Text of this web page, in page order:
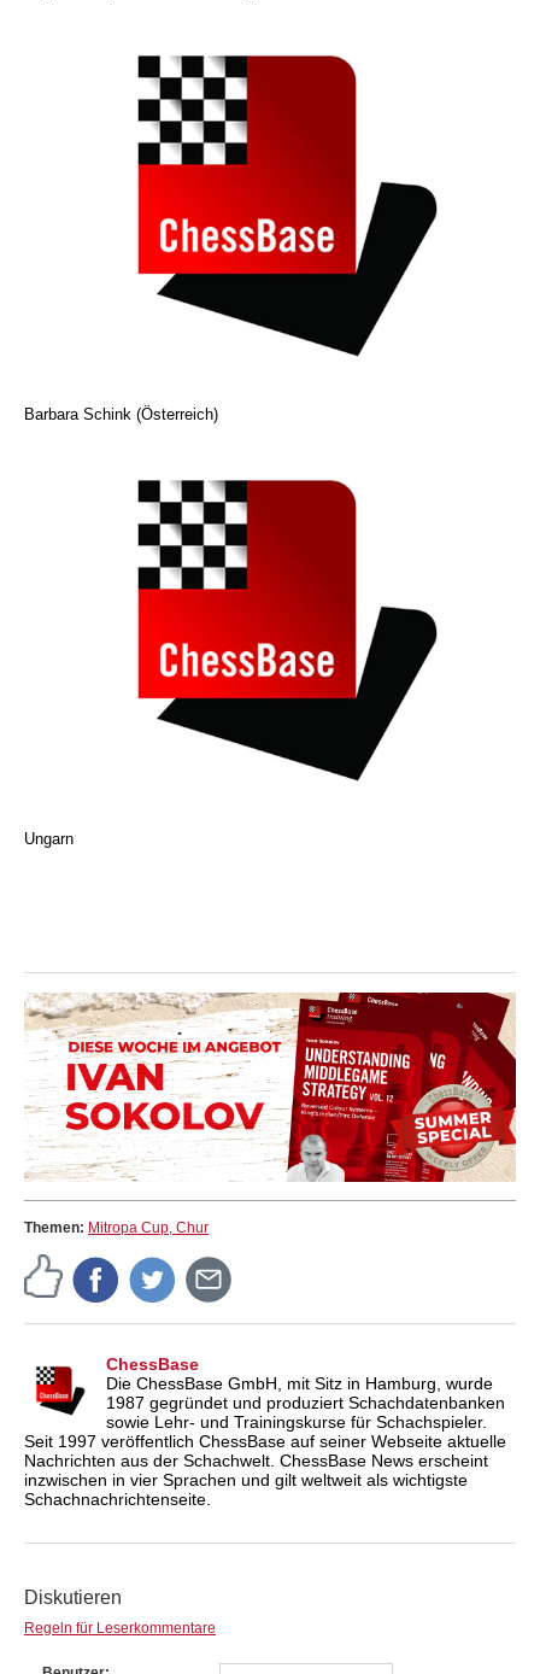
Barbara Schink (Österreich)
Ungarn
Themen: Mitropa Cup, Chur
ChessBase
Die ChessBase GmbH, mit Sitz in Hamburg, wurde
1987 gegründet und produziert Schachdatenbanken
sowie Lehr- und Trainingskurse für Schachspieler.
Seit 1997 veröffentlich ChessBase auf seiner Webseite aktuelle
Nachrichten aus der Schachwelt. ChessBase News erscheint
inzwischen in vier Sprachen und gilt weltweit als wichtigste
Schachnachrichtenseite.
Diskutieren
Regeln für Leserkommentare